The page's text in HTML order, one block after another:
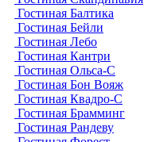
Гостиная Балтика
Гостиная Бейли
Гостиная Лебо
Гостиная Кантри
Гостиная Ольса-С
Гостиная Бон Вояж
Гостиная Квадро-С
Гостиная Брамминг
Гостиная Рандеву